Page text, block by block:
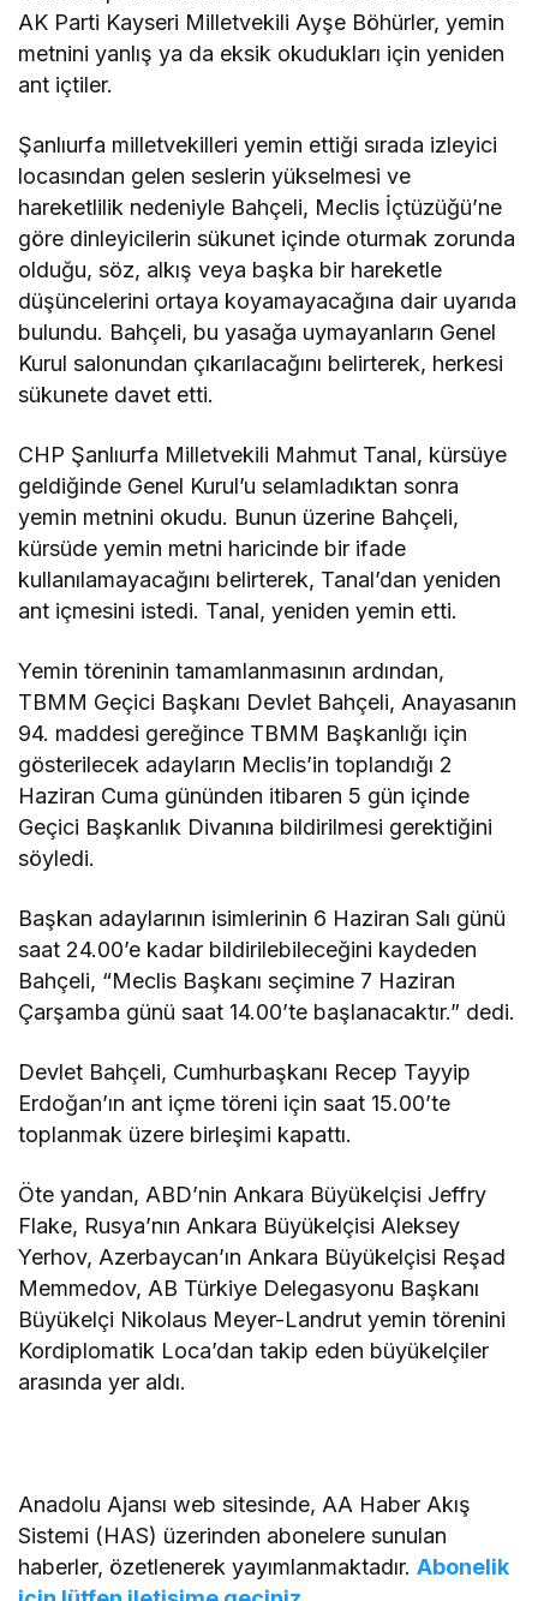
AK Parti Kayseri Milletvekili Ayşe Böhürler, yemin
metnini yanlış ya da eksik okudukları için yeniden
ant içtiler.
Şanlıurfa milletvekilleri yemin ettiği sırada izleyici
locasından gelen seslerin yükselmesi ve
hareketlilik nedeniyle Bahçeli, Meclis İçtüzüğü’ne
göre dinleyicilerin sükunet içinde oturmak zorunda
olduğu, söz, alkış veya başka bir hareketle
düşüncelerini ortaya koyamayacağına dair uyarıda
bulundu. Bahçeli, bu yasağa uymayanların Genel
Kurul salonundan çıkarılacağını belirterek, herkesi
sükunete davet etti.
CHP Şanlıurfa Milletvekili Mahmut Tanal, kürsüye
geldiğinde Genel Kurul’u selamladıktan sonra
yemin metnini okudu. Bunun üzerine Bahçeli,
kürsüde yemin metni haricinde bir ifade
kullanılamayacağını belirterek, Tanal’dan yeniden
ant içmesini istedi. Tanal, yeniden yemin etti.
Yemin töreninin tamamlanmasının ardından,
TBMM Geçici Başkanı Devlet Bahçeli, Anayasanın
94. maddesi gereğince TBMM Başkanlığı için
gösterilecek adayların Meclis’in toplandığı 2
Haziran Cuma gününden itibaren 5 gün içinde
Geçici Başkanlık Divanına bildirilmesi gerektiğini
söyledi.
Başkan adaylarının isimlerinin 6 Haziran Salı günü
saat 24.00’e kadar bildirilebileceğini kaydeden
Bahçeli, “Meclis Başkanı seçimine 7 Haziran
Çarşamba günü saat 14.00’te başlanacaktır.” dedi.
Devlet Bahçeli, Cumhurbaşkanı Recep Tayyip
Erdoğan’ın ant içme töreni için saat 15.00’te
toplanmak üzere birleşimi kapattı.
Öte yandan, ABD’nin Ankara Büyükelçisi Jeffry
Flake, Rusya’nın Ankara Büyükelçisi Aleksey
Yerhov, Azerbaycan’ın Ankara Büyükelçisi Reşad
Memmedov, AB Türkiye Delegasyonu Başkanı
Büyükelçi Nikolaus Meyer-Landrut yemin törenini
Kordiplomatik Loca’dan takip eden büyükelçiler
arasında yer aldı.
Anadolu Ajansı web sitesinde, AA Haber Akış
Sistemi (HAS) üzerinden abonelere sunulan
haberler, özetlenerek yayımlanmaktadır.Abonelik